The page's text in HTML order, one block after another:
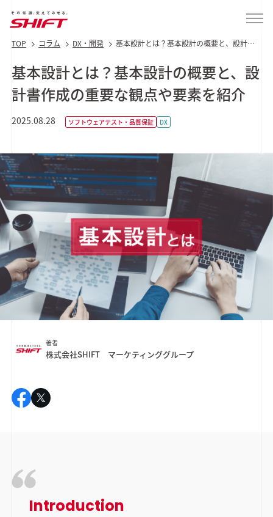
TOP コラム DX・開発
基本設計とは？基本設計の概要と、設計書
基本設計とは？基本設計の概要と、設
計書作成の重要な観点や要素を紹介
2025.08.28 ソフトウェアテスト・品質保証 DX
著者
株式会社SHIFT マーケティンググループ
Introduction